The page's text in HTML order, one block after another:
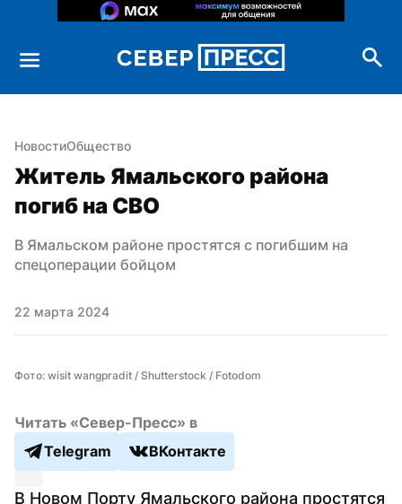
НовостиОбщество
Житель Ямальского района
погиб на СВО
В Ямальском районе простятся с погибшим на
спецоперации бойцом
22 марта 2024
Фото: wisit wangpradit / Shutterstock / Fotodom
Читать «Север-Пресс» в
Telegram
ВКонтакте
В Новом Порту Ямальского района простятся